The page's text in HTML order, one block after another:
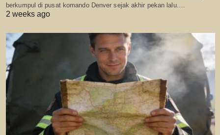
berkumpul di pusat komando Denver sejak akhir pekan lalu.…
2 weeks ago